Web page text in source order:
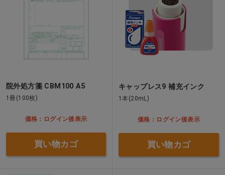
院外処方箋 CBM100 A5
1冊(100枚)
価格：ログイン後表示
買い物カゴ
キャップレス9 補充インク
1本(20mL)
価格：ログイン後表示
買い物カゴ